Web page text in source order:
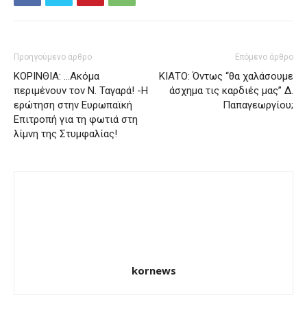
Προηγούμενο άρθρο
ΚΟΡΙΝΘΙΑ: …Ακόμα
περιμένουν τον Ν. Ταγαρά! -Η
ερώτηση στην Ευρωπαϊκή
Επιτροπή για τη φωτιά στη
λίμνη της Στυμφαλίας!
Επόμενο άρθρο
ΚΙΑΤΟ: Όντως “θα χαλάσουμε
άσχημα τις καρδιές μας” Δ.
Παπαγεωργίου;
kornews